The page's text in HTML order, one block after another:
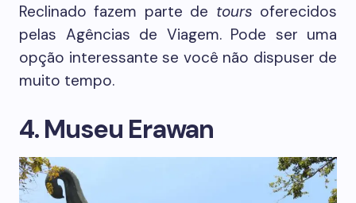
Reclinado fazem parte de tours oferecidos
pelas Agências de Viagem. Pode ser uma
opção interessante se você não dispuser de
muito tempo.
4. Museu Erawan